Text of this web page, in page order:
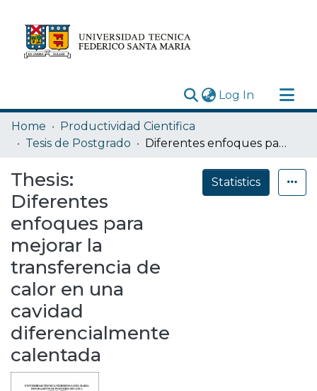
Log In (current)
Research Outputs
Statistics
Depósito
Home
Productividad Cientifica
Tesis de Postgrado
Diferentes enfoques para mejorar la transferencia de calor en una cavidad diferencialmente calentada
Thesis:
Diferentes
enfoques para
mejorar la
transferencia de
calor en una
cavidad
diferencialmente
calentada
Statistics